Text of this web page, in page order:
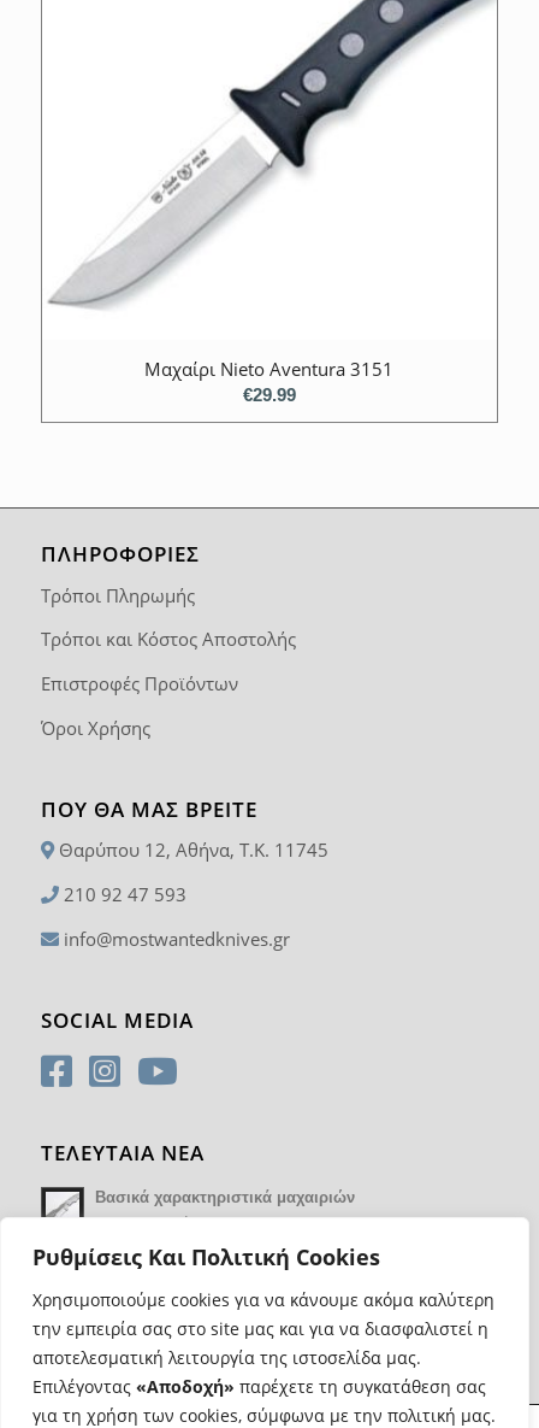
Ρυθμίσεις Και Πολιτική Cookies
Χρησιμοποιούμε cookies για να κάνουμε ακόμα καλύτερη
την εμπειρία σας στο site μας και για να διασφαλιστεί η
αποτελεσματική λειτουργία της ιστοσελίδα μας.
Επιλέγοντας «Αποδοχή» παρέχετε τη συγκατάθεση σας
για τη χρήση των cookies, σύμφωνα με την πολιτική μας.
Μαχαίρι Nieto Aventura 3151
€29.99
ΠΛΗΡΟΦΟΡΙΕΣ
Τρόποι Πληρωμής
Τρόποι και Κόστος Αποστολής
Επιστροφές Προϊόντων
Όροι Χρήσης
ΠΟΥ ΘΑ ΜΑΣ ΒΡΕΊΤΕ
Θαρύπου 12, Αθήνα, T.K. 11745
210 92 47 593
info@mostwantedknives.gr
SOCIAL MEDIA
ΤΕΛΕΥΤΑΙΑ ΝΕΑ
Βασικά χαρακτηριστικά μαχαιριών
14 Φεβρουαρίου 2018 - 17:21